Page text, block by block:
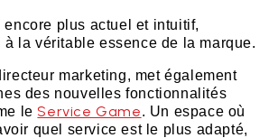
plus actuel et intuitif,
à la véritable essence de la marque.
marketing, met également
des nouvelles fonctionnalités
le Service Game. Un espace où
quel service est le plus adapté,